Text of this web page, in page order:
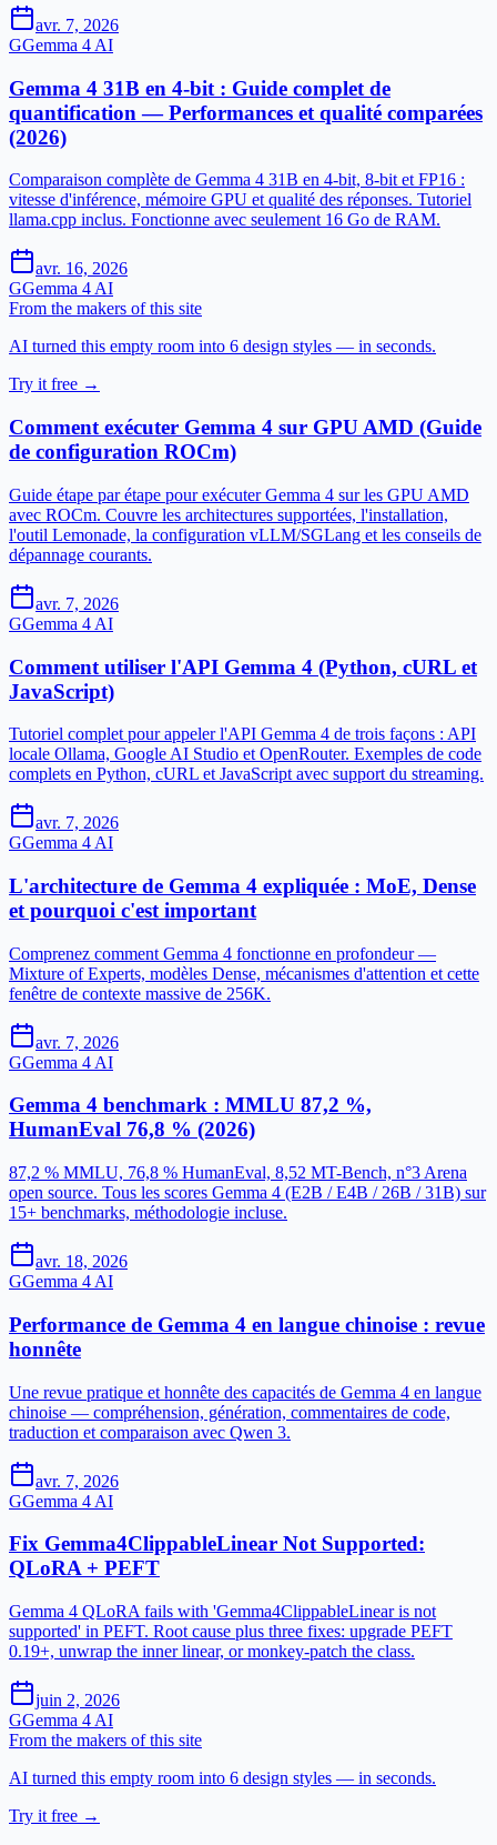
avr. 7, 2026
GGemma 4 AI
Gemma 4 31B en 4-bit : Guide complet de
quantification — Performances et qualité comparées
(2026)
Comparaison complète de Gemma 4 31B en 4-bit, 8-bit et FP16 :
vitesse d'inférence, mémoire GPU et qualité des réponses. Tutoriel
llama.cpp inclus. Fonctionne avec seulement 16 Go de RAM.
avr. 16, 2026
GGemma 4 AI
From the makers of this site
AI turned this empty room into 6 design styles — in seconds.
Try it free →
Comment exécuter Gemma 4 sur GPU AMD (Guide
de configuration ROCm)
Guide étape par étape pour exécuter Gemma 4 sur les GPU AMD
avec ROCm. Couvre les architectures supportées, l'installation,
l'outil Lemonade, la configuration vLLM/SGLang et les conseils de
dépannage courants.
avr. 7, 2026
GGemma 4 AI
Comment utiliser l'API Gemma 4 (Python, cURL et
JavaScript)
Tutoriel complet pour appeler l'API Gemma 4 de trois façons : API
locale Ollama, Google AI Studio et OpenRouter. Exemples de code
complets en Python, cURL et JavaScript avec support du streaming.
avr. 7, 2026
GGemma 4 AI
L'architecture de Gemma 4 expliquée : MoE, Dense
et pourquoi c'est important
Comprenez comment Gemma 4 fonctionne en profondeur —
Mixture of Experts, modèles Dense, mécanismes d'attention et cette
fenêtre de contexte massive de 256K.
avr. 7, 2026
GGemma 4 AI
Gemma 4 benchmark : MMLU 87,2 %,
HumanEval 76,8 % (2026)
87,2 % MMLU, 76,8 % HumanEval, 8,52 MT-Bench, n°3 Arena
open source. Tous les scores Gemma 4 (E2B / E4B / 26B / 31B) sur
15+ benchmarks, méthodologie incluse.
avr. 18, 2026
GGemma 4 AI
Performance de Gemma 4 en langue chinoise : revue
honnête
Une revue pratique et honnête des capacités de Gemma 4 en langue
chinoise — compréhension, génération, commentaires de code,
traduction et comparaison avec Qwen 3.
avr. 7, 2026
GGemma 4 AI
Fix Gemma4ClippableLinear Not Supported:
QLoRA + PEFT
Gemma 4 QLoRA fails with 'Gemma4ClippableLinear is not
supported' in PEFT. Root cause plus three fixes: upgrade PEFT
0.19+, unwrap the inner linear, or monkey-patch the class.
juin 2, 2026
GGemma 4 AI
From the makers of this site
AI turned this empty room into 6 design styles — in seconds.
Try it free →